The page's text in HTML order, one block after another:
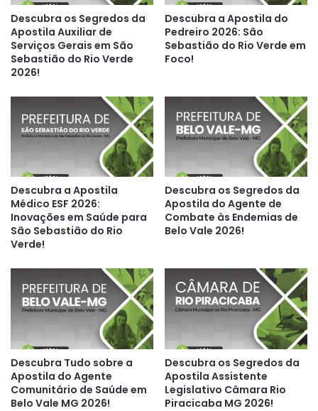
Descubra os Segredos da
Apostila Auxiliar de
Serviços Gerais em São
Sebastião do Rio Verde
2026!
Descubra a Apostila do
Pedreiro 2026: São
Sebastião do Rio Verde em
Foco!
Descubra a Apostila
Médico ESF 2026:
Inovações em Saúde para
São Sebastião do Rio
Verde!
Descubra os Segredos da
Apostila do Agente de
Combate às Endemias de
Belo Vale 2026!
Descubra Tudo sobre a
Apostila do Agente
Comunitário de Saúde em
Belo Vale MG 2026!
Descubra os Segredos da
Apostila Assistente
Legislativo Câmara Rio
Piracicaba MG 2026!